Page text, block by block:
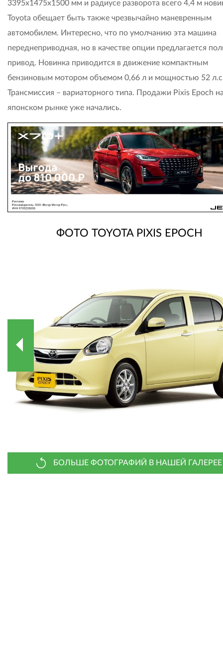
3395х1475х1500 мм и радиусе разворота всего 4,4 м
Toyota обещает быть также чрезвычайно маневренным
автомобилем. Интересно, что по умолчанию эта машина
переднеприводная, но в качестве опции предлагается
привод. Новинка приводится в движение компактным
бензиновым мотором объемом 0,66 л и мощностью 52
Трансмиссия – вариаторного типа. Продажи Pixis Epoch
японском рынке уже начались.
ФОТО TOYOTA PIXIS EPOCH
БОЛЬШЕ ФОТОГРАФИЙ В НАШЕЙ ГАЛЕРЕЕ